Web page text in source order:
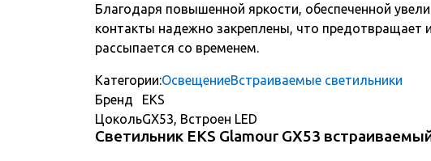
Благодаря повышенной яркости, обеспеченной
контакты надежно закреплены, что предотвращает
рассыпается со временем.
Категории:ОсвещениеВстраиваемые светильники
Бренд
EKS
ЦокольGX53, Встроен LED
Светильник EKS Glamour GX53